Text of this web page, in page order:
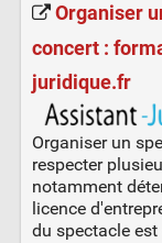
Organiser
concert :
juridique.fr
Organiser un
respecter
notamment
licence
du spectacle